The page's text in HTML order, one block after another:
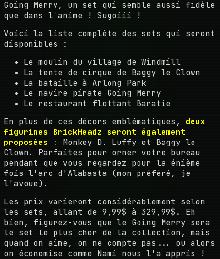
Going Merry, un set qui semble aussi fidèle
que dans l'anime ! Sugoiii !
Voici la liste complète des sets qui seront
disponibles :
Le moulin du village de Windmill
La tente de cirque de Baggy le Clown
La bataille à Arlong Park
Le navire pirate Going Merry
Le restaurant flottant Baratie
En plus de ces décors emblématiques, deux
figurines BrickHeadz seront également
proposées : Monkey D. Luffy et Baggy le
Clown. Parfaites pour orner votre bureau
pendant que vous regardez pour la énième
fois l'arc d'Alabasta (mon préféré, je
l'avoue).
Les prix varieront considérablement selon
les sets, allant de 9,99$ à 329,99$. Eh
bien, figurez-vous que le Going Merry sera
le set le plus cher de la collection, mais
quand on aime, on ne compte pas... ou alors
on économise comme Nami nous l'a appris !